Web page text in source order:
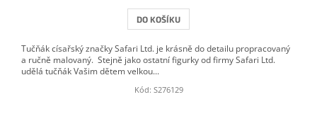
DO KOŠÍKU
Tučňák císařský značky Safari Ltd. je krásně do detailu propracovaný
a ručně malovaný. Stejně jako ostatní figurky od firmy Safari Ltd.
udělá tučňák Vašim dětem velkou...
Kód: S276129